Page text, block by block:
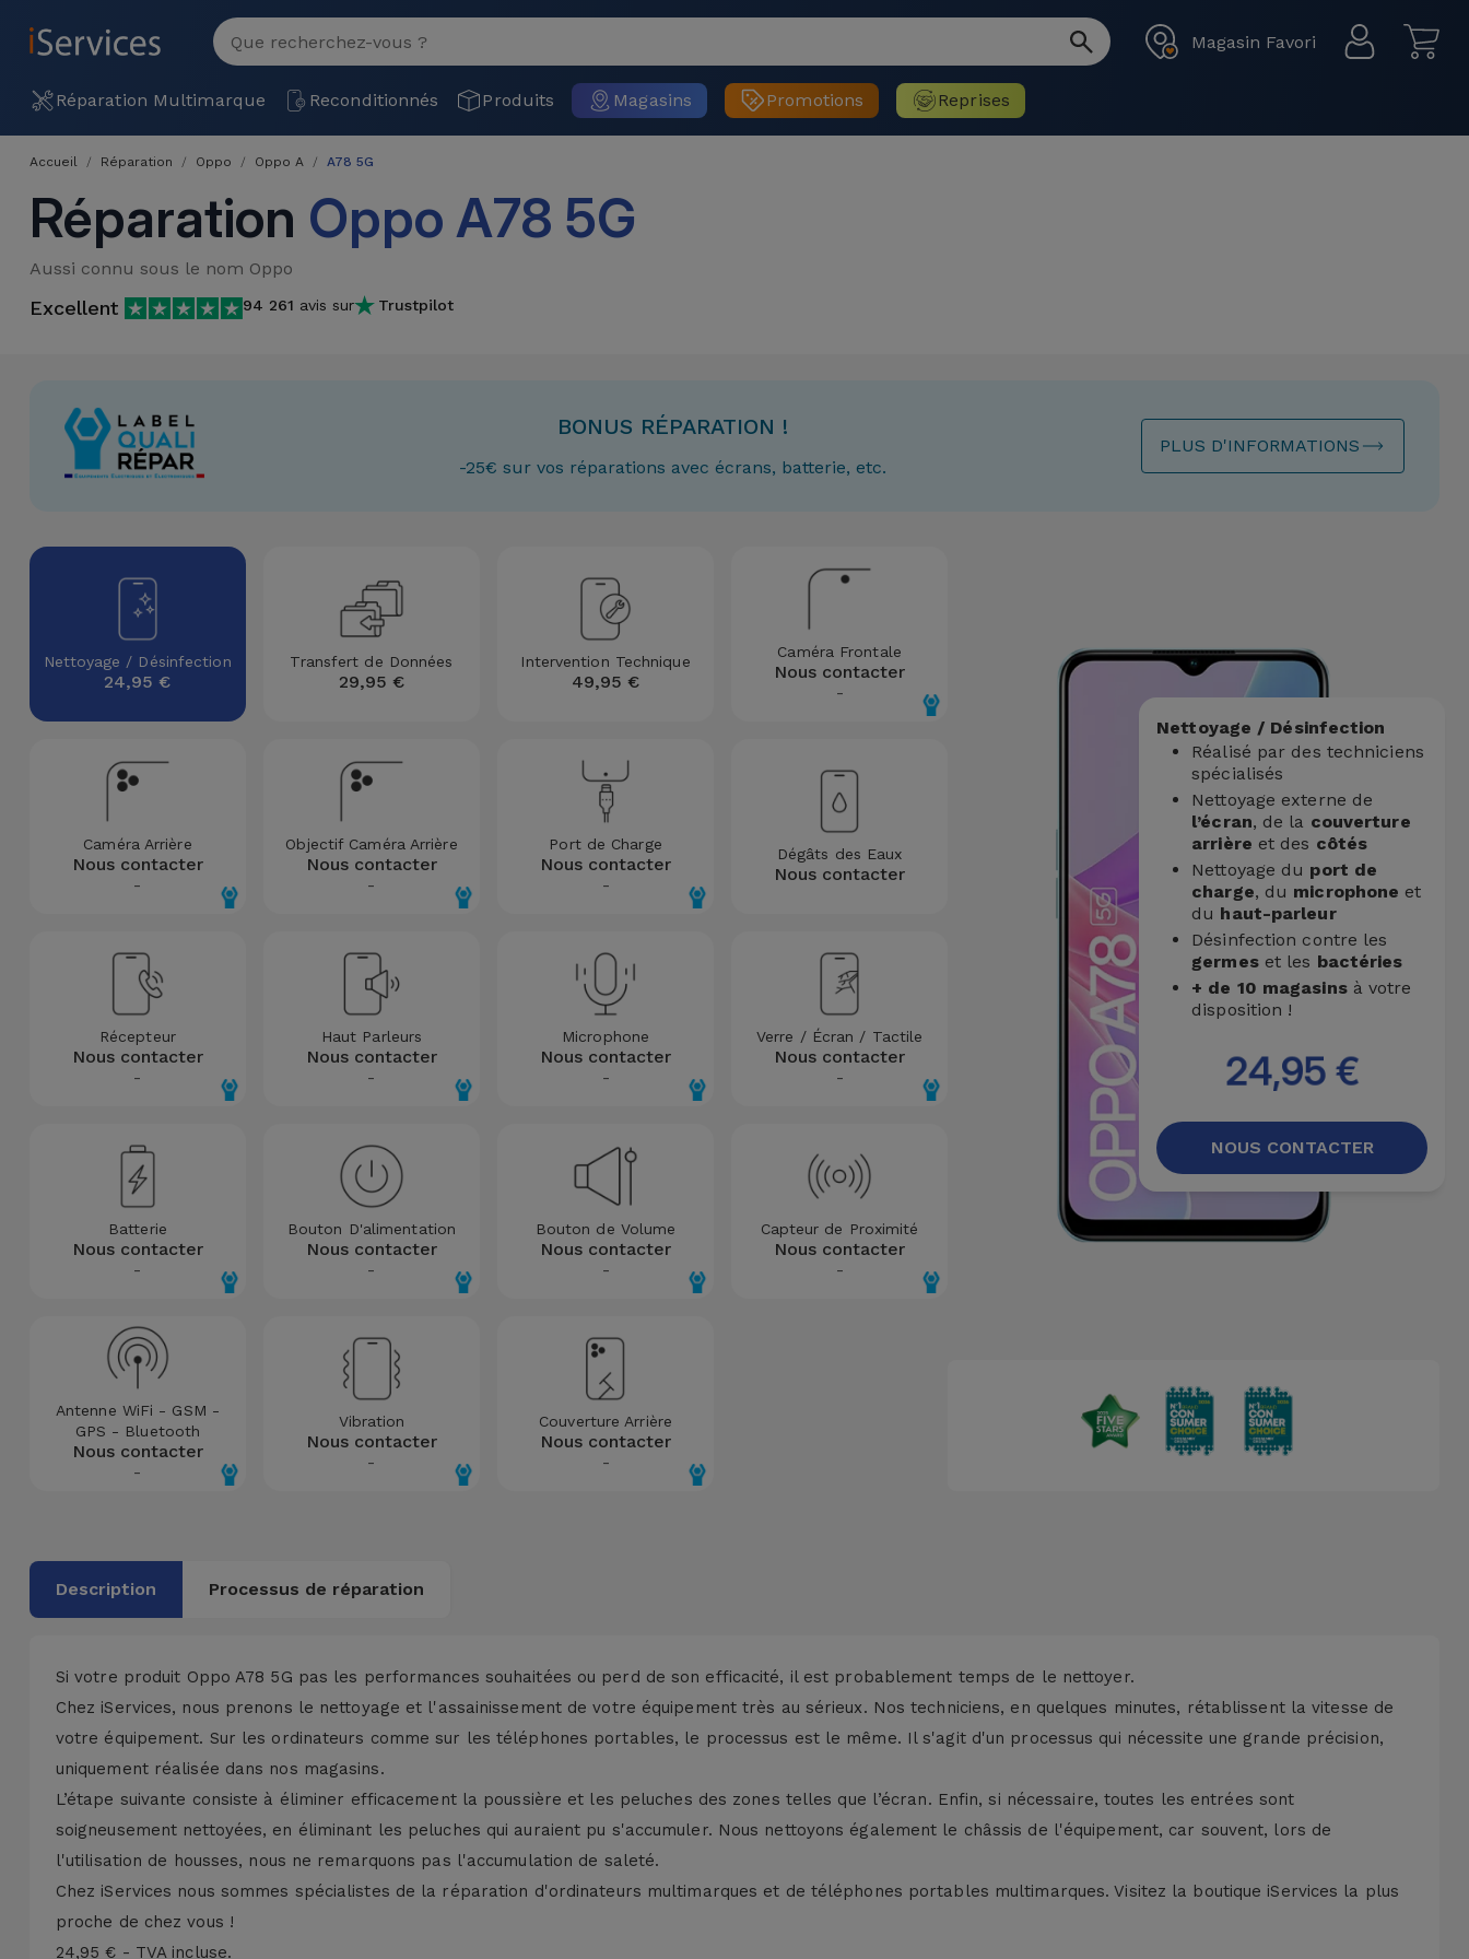
Magasin Favori
Réparation Multimarque Reconditionnés Produits Magasins Promotions Reprises
MENU
Réparation
Différentes
Causes de
Pannes
Macbook
/ iMac
Samsung
Huawei
Google
Marques
iPhone
Reconditionnés
iPads
Reconditionnés
Samsungs
Reconditionnés
iMacs
Consoles de
Produits
DJI
Coques et
Batteries
Externes
Chargeurs
Ecouteurs
Bracelets
Portefeuilles,
Étuis et Sacs
Traceurs et
Vélo
d'ordinateur
Accessoires
iPad et
Tablette
Kids
Voir
tout
Magasins
Reprises
Voir
Accueil Réparation Oppo Oppo A A78 5G
Réparation Oppo A78 5G
Aussi connu sous le nom Oppo
Excellent 94 261 avis sur Trustpilot
BONUS RÉPARATION !
-25€ sur vos réparations avec écrans, batterie, etc.
PLUS D'INFORMATIONS
Nettoyage / Désinfection
24,95 €
Transfert de Données
29,95 €
Intervention Technique
49,95 €
Caméra Frontale
Nous contacter
-
Caméra Arrière
Nous contacter
-
Objectif Caméra Arrière
Nous contacter
-
Port de Charge
Nous contacter
-
Dégâts des Eaux
Nous contacter
Récepteur
Nous contacter
-
Haut Parleurs
Nous contacter
-
Microphone
Nous contacter
-
Verre / Écran / Tactile
Nous contacter
-
Batterie
Nous contacter
-
Bouton D'alimentation
Nous contacter
-
Bouton de Volume
Nous contacter
-
Capteur de Proximité
Nous contacter
-
Antenne WiFi - GSM -
GPS - Bluetooth
Nous contacter
-
Vibration
Nous contacter
-
Couverture Arrière
Nous contacter
-
Nettoyage / Désinfection
Réalisé par des techniciens
spécialisés
Nettoyage externe de
l’écran, de la couverture
arrière et des côtés
Nettoyage du port de
charge, du microphone et
du haut-parleur
Désinfection contre les
germeset les bactéries
+ de 10 magasinsà votre
disposition !
24,95 €
NOUS CONTACTER
Description Processus de réparation
Si votre produit Oppo A78 5G pas les performances souhaitées ou perd de son efficacité, il est probablement temps de le nettoyer.
Chez iServices, nous prenons le nettoyage et l'assainissement de votre équipement très au sérieux. Nos techniciens, en quelques minutes, rétablissent la vitesse de
votre équipement. Sur les ordinateurs comme sur les téléphones portables, le processus est le même. Il s'agit d'un processus qui nécessite une grande précision,
uniquement réalisée dans nos magasins.
L’étape suivante consiste à éliminer efficacement la poussière et les peluches des zones telles que l’écran. Enfin, si nécessaire, toutes les entrées sont
soigneusement nettoyées, en éliminant les peluches qui auraient pu s'accumuler. Nous nettoyons également le châssis de l'équipement, car souvent, lors de
l'utilisation de housses, nous ne remarquons pas l'accumulation de saleté.
Chez iServices nous sommes spécialistes de la réparation d'ordinateurs multimarques et de téléphones portables multimarques. Visitez la boutique iServices la plus
proche de chez vous !
24,95 € - TVA incluse.